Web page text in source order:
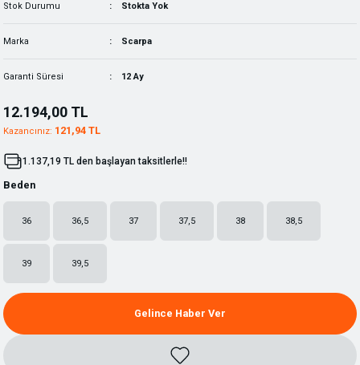
Stok Durumu Stokta Yok
Marka Scarpa
Garanti Süresi 12 Ay
12.194,00 TL
Kazancınız: 121,94 TL
1.137,19 TL den başlayan taksitlerle!!
Beden
36 36,5 37 37,5 38 38,5
39 39,5
Gelince Haber Ver